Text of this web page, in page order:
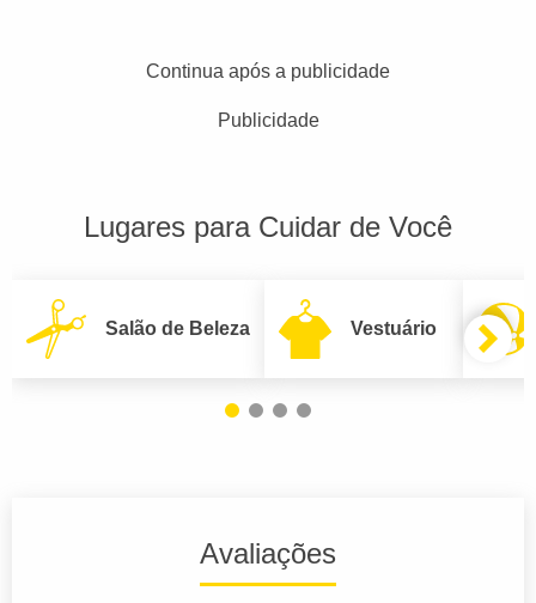
Continua após a publicidade
Publicidade
Lugares para Cuidar de Você
Salão de Beleza Vestuário
Avaliações